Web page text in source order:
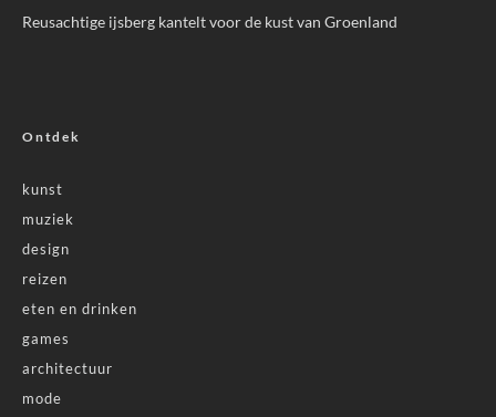
Reusachtige ijsberg kantelt voor de kust van Groenland
Ontdek
kunst
muziek
design
reizen
eten en drinken
games
architectuur
mode